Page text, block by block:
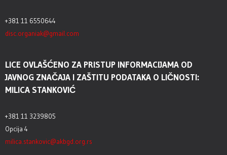
+381 11 6550644
disc.organiak@gmail.com
LICE OVLAŠĆENO ZA PRISTUP INFORMACIJAMA OD
JAVNOG ZNAČAJA I ZAŠTITU PODATAKA O LIČNOSTI:
MILICA STANKOVIĆ
+381 11 3239805
Opcija 4
milica.stankovic@akbgd.org.rs